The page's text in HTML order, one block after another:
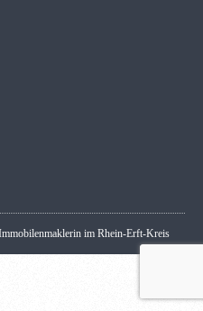
im Rhein-Erft-Kreis